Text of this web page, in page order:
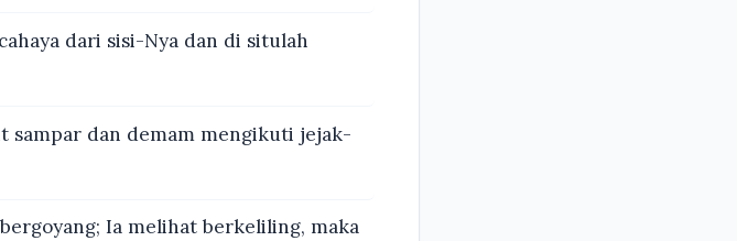
dari sisi-Nya dan di situlah
sampar dan demam mengikuti jejak-
Ia melihat berkeliling, maka